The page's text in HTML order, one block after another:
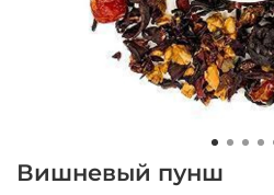
Вишневый пунш